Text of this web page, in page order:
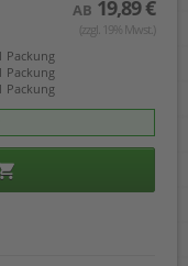
AB 19,89 €
(zzgl. 19% Mwst.)
Packung
Packung
Packung